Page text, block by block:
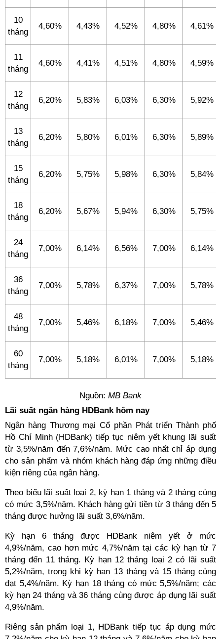
10
tháng
4,60% 4,43% 4,52% 4,80% 4,61%
11
tháng
4,60% 4,41% 4,51% 4,80% 4,59%
12
tháng
6,20% 5,83% 6,03% 6,30% 5,92%
13
tháng
6,20% 5,80% 6,01% 6,30% 5,89%
15
tháng
6,20% 5,75% 5,98% 6,30% 5,84%
18
tháng
6,20% 5,67% 5,94% 6,30% 5,75%
24
tháng
7,00% 6,14% 6,56% 7,00% 6,14%
36
tháng
7,00% 5,78% 6,37% 7,00% 5,78%
48
tháng
7,00% 5,46% 6,18% 7,00% 5,46%
60
tháng
7,00% 5,18% 6,01% 7,00% 5,18%
Nguồn: MB Bank
Lãi suất ngân hàng HDBank hôm nay
Ngân hàng Thương mại Cổ phần Phát triển Thành phố
Hồ Chí Minh (HDBank) tiếp tục niêm yết khung lãi suất
từ 3,5%/năm đến 7,6%/năm. Mức cao nhất chỉ áp dụng
cho sản phẩm và nhóm khách hàng đáp ứng những điều
kiện riêng của ngân hàng.
Theo biểu lãi suất loại 2, kỳ hạn 1 tháng và 2 tháng cùng
có mức 3,5%/năm. Khách hàng gửi tiền từ 3 tháng đến 5
tháng được hưởng lãi suất 3,6%/năm.
Kỳ hạn 6 tháng được HDBank niêm yết ở mức
4,9%/năm, cao hơn mức 4,7%/năm tại các kỳ hạn từ 7
tháng đến 11 tháng. Kỳ hạn 12 tháng loại 2 có lãi suất
5,2%/năm, trong khi kỳ hạn 13 tháng và 15 tháng cùng
đạt 5,4%/năm. Kỳ hạn 18 tháng có mức 5,5%/năm; các
kỳ hạn 24 tháng và 36 tháng cùng được áp dụng lãi suất
4,9%/năm.
Riêng sản phẩm loại 1, HDBank tiếp tục áp dụng mức